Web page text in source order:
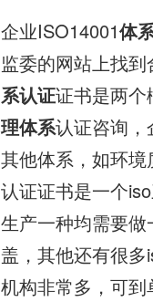
企业ISO14001体
监委的网站上找
系认证证书是两个
理体系认证咨询
其他体系，如环境
认证证书是一个
生产一种均需要做
盖，其他还有很
机构非常多，可